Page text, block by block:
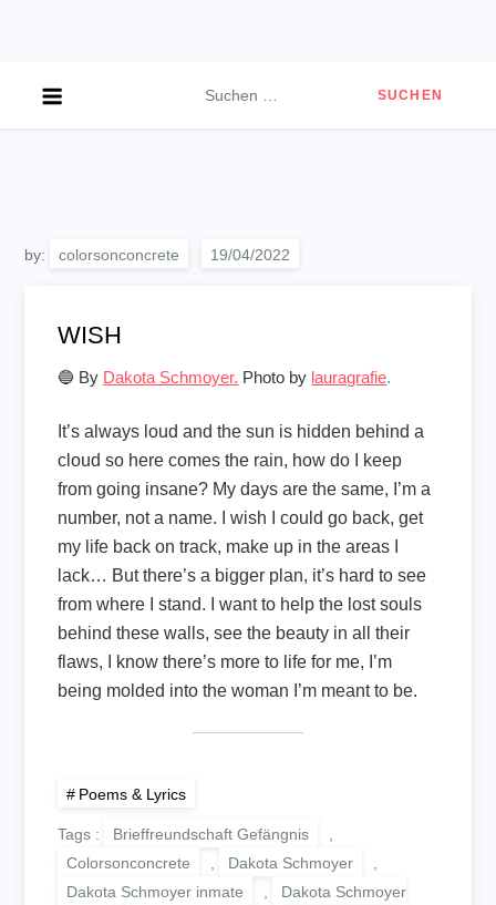
nach:
by: colorsonconcrete
WISH
🔵 By Dakota Schmoyer. Photo by lauragrafie.
It’s always loud and the sun is hidden behind a
cloud so here comes the rain, how do I keep
from going insane? My days are the same, I’m a
number, not a name. I wish I could go back, get
my life back on track, make up in the areas I
lack… But there’s a bigger plan, it’s hard to see
from where I stand. I want to help the lost souls
behind these walls, see the beauty in all their
flaws, I know there’s more to life for me, I’m
being molded into the woman I’m meant to be.
Poems & Lyrics
Tags : Brieffreundschaft Gefängnis
Colorsonconcrete
Dakota Schmoyer
Dakota Schmoyer inmate
Dakota Schmoyer